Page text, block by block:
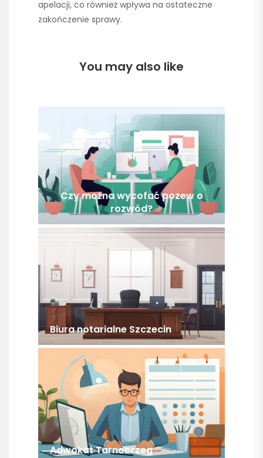
apelacji, co również wpływa na ostateczne
zakończenie sprawy.
You may also like
Czy można wycofać pozew o
rozwód?
Biura notarialne Szczecin
Adwokat Tarnobrzeg